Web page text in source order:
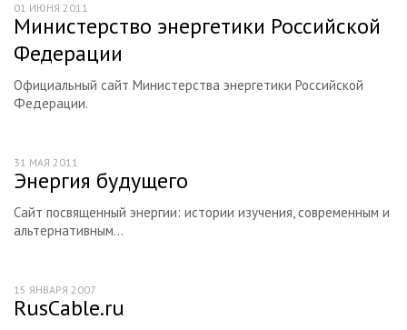
Министерство энергетики Российской
Федерации
Официальный сайт Министерства энергетики Российской
Федерации.
01 ИЮНЯ 2011
Энергия будущего
Сайт посвященный энергии: истории изучения, современным и
альтернативным...
31 МАЯ 2011
RusCable.ru
15 ЯНВАРЯ 2007